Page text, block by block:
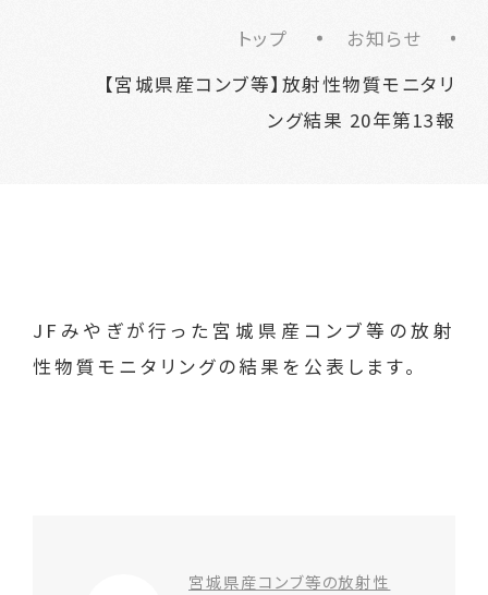
トップ
お知らせ
【宮城県産コンブ等】放射性物質モニタリ
ング結果 20年第13報
JFみやぎが行った宮城県産コンブ等の放射
性物質モニタリングの結果を公表します。
宮城県産コンブ等の放射性